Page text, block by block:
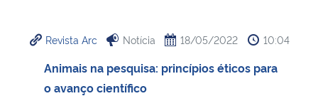
Ministério da Cidadania
Revista Arc Notícia 18/05/2022 10:04
Animais na pesquisa: princípios éticos para
o avanço científico